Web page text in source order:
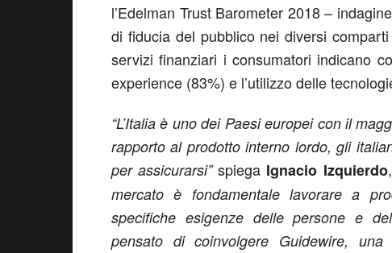
l’Edelman Trust Barometer 2018 –
di fiducia del pubblico nei diversi
servizi finanziari i consumatori indicano
experience (83%) e l’utilizzo delle
“L’Italia è uno dei Paesi europei con il
rapporto al prodotto interno lordo, gli
per assicurarsi”spiega Ignacio Izquierdo
mercato è fondamentale lavorare a
specifiche esigenze delle persone e
pensato di coinvolgere Guidewire,